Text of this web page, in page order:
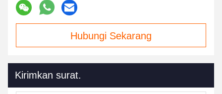
Hubungi Sekarang
Kirimkan surat.